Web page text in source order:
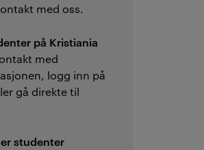
med oss.
på Kristiania
med
logg inn på
gå direkte til
studenter